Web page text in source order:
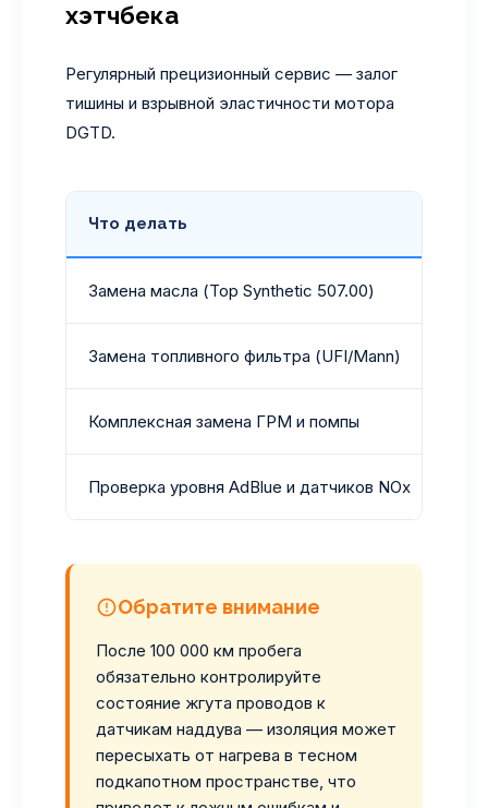
хэтчбека
Регулярный прецизионный сервис — залог
тишины и взрывной эластичности мотора
DGTD.
Что делать
Замена масла (Top Synthetic 507.00)
Замена топливного фильтра (UFI/Mann)
Комплексная замена ГРМ и помпы
Проверка уровня AdBlue и датчиков NOx
Обратите внимание
После 100 000 км пробега
обязательно контролируйте
состояние жгута проводов к
датчикам наддува — изоляция может
пересыхать от нагрева в тесном
подкапотном пространстве, что